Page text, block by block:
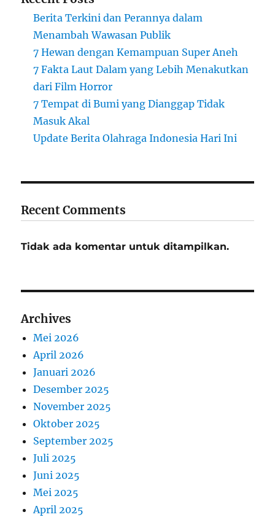
Berita Terkini dan Perannya dalam
Menambah Wawasan Publik
7 Hewan dengan Kemampuan Super Aneh
7 Fakta Laut Dalam yang Lebih Menakutkan
dari Film Horror
7 Tempat di Bumi yang Dianggap Tidak
Masuk Akal
Update Berita Olahraga Indonesia Hari Ini
Recent Comments
Tidak ada komentar untuk ditampilkan.
Archives
Mei 2026
April 2026
Januari 2026
Desember 2025
November 2025
Oktober 2025
September 2025
Juli 2025
Juni 2025
Mei 2025
April 2025